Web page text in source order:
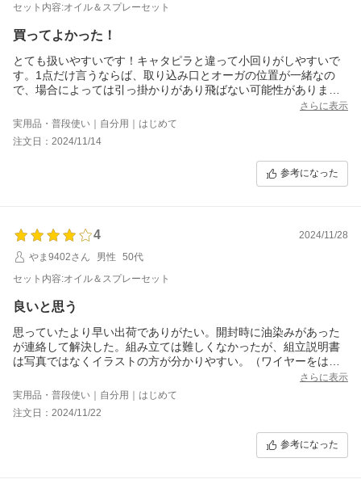
セット内容:オイル＆スプレーセット
買ってよかった！
とても扱いやすいです！キャタピラと違って小回りがしやすいで
す。1点だけ言うならば、取り込み口とオーガの位置が一緒なの
で、場合によっては引っ掛かりがあり飛ばない可能性がありま
す。オーガが少し前に出てると嬉しいです！でも大活躍です笑
さらに表示
実用品・普段使い｜自分用｜はじめて
注文日：2024/11/14
参考になった
4
2024/11/28
やま9402さん
男性
50代
セット内容:オイル＆スプレーセット
良いと思う
思っていたより早い出荷でありがたい。開封時に油染みがあった
が連絡して解決した。組み立ては難しくなかったが、組立説明書
は写真ではなくイラストの方が分かりやすい。（ワイヤーをはめ
る穴の場所）車軸にデフが無い為に乾いた場所では曲がりにく
い。専用の台車があるとよい。
さらに表示
実用品・普段使い｜自分用｜はじめて
注文日：2024/11/22
参考になった